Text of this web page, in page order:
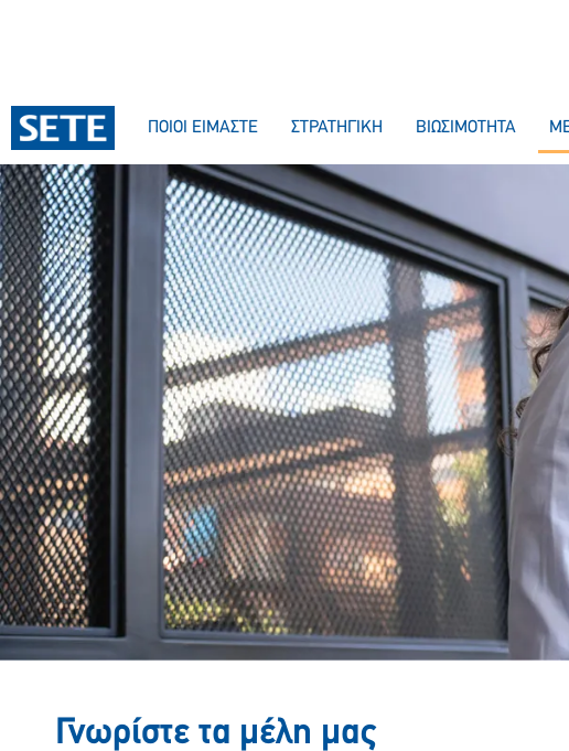
ΠΟΙΟΙ ΕΙΜΑΣΤΕ ΣΤΡΑΤΗΓΙΚΗ ΒΙΩΣΙΜΟΤΗΤΑ
Γνωρίστε τα μέλη μας